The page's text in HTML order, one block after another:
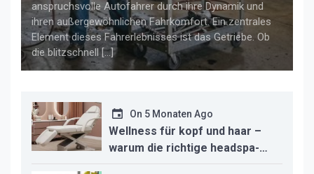
anspruchsvolle Autofahrer durch ihre Dynamik und
ihren außergewöhnlichen Fahrkomfort. Ein zentrales
Element dieses Fahrerlebnisses ist das Getriebe. Ob
die blitzschnell […]
On 5 Monaten Ago
Wellness für kopf und haar –
warum die richtige headspa-
liege den unterschied für ihr